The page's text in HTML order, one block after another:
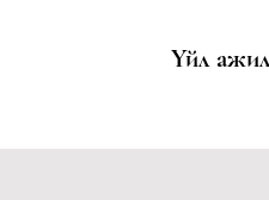
Үйл